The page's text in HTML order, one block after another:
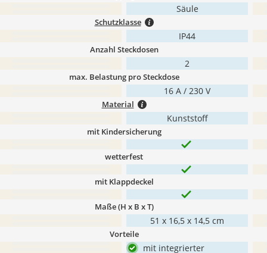
Säule
Schutzklasse
IP44
Anzahl Steckdosen
2
max. Belastung pro Steckdose
16 A / 230 V
Material
Kunststoff
mit Kindersicherung
wetterfest
mit Klappdeckel
Maße (H x B x T)
‎51 x 16,5 x 14,5 cm
Vorteile
mit integrierter